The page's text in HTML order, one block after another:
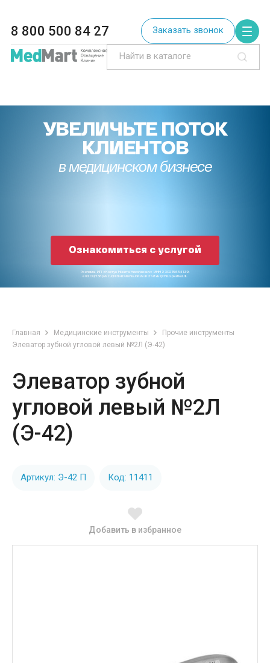
8 800 500 84 27 Заказать звонок
УВЕЛИЧЬТЕ ПОТОК
КЛИЕНТОВ
в медицинском бизнесе
Ознакомиться с услугой
Реклама. ИП «Ковтун Никита Николаевич» ИНН 230215654199.
erid CQH36pWzJqN3F4D9iFNoJoKWJK3S8xEzjCNLGpkafkoLdL
Главная Медицинские инструменты
Прочие инструменты
Элеватор зубной угловой левый №2Л (Э-42)
Элеватор зубной
угловой левый №2Л
(Э-42)
Артикул: Э-42 П Код: 11411
Добавить в избранное